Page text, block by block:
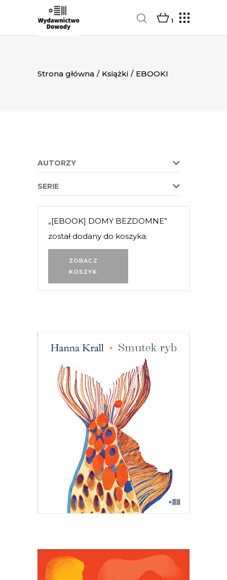
1
Strona główna / Książki / EBOOKI
AUTORZY
SERIE
ZOBACZ
KOSZYK
„[EBOOK] DOMY BEZDOMNE”
został dodany do koszyka.
[EBOOK] SMUTEK RYB
W 1983 roku pismo dla wędkarzy
postanowiło pomóc uznanej reporterce
– bezrobotnej w stanie wojennym. Tam
Hanna Krall mogła publikować bez
weryfikacji, bo w końcu trudno pisać
wywrotowe treści, pisząc o rybach. A
PREMIERA 26 LISTOPADA
37.00 zł 18.50zł
E-BOOK DO KOSZYKA